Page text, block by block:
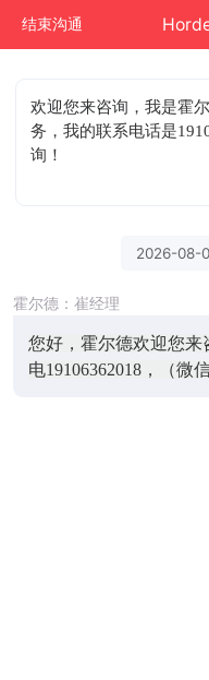
结束沟通
欢迎您来咨询 ，我是霍
务，我的联系电话是
询！
2026-08-
霍尔德：崔经理
您好，霍尔德欢迎您
电19106362018，（微